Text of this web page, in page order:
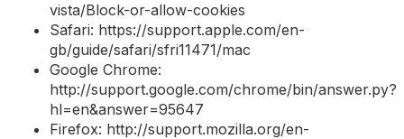
vista/Block-or-allow-cookies
Safari: https://support.apple.com/en-
gb/guide/safari/sfri11471/mac
Google Chrome:
http://support.google.com/chrome/bin/answer.py?
hl=en&answer=95647
Firefox: http://support.mozilla.org/en-